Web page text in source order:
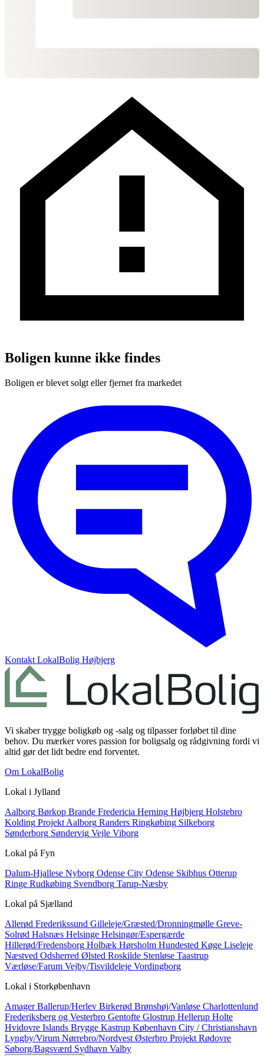
Boligen kunne ikke findes
Boligen er blevet solgt eller fjernet fra markedet
Kontakt LokalBolig Højbjerg
Vi skaber trygge boligkøb og -salg og tilpasser forløbet til dine
behov. Du mærker vores passion for boligsalg og rådgivning fordi vi
altid gør det lidt bedre end forventet.
Om LokalBolig
Lokal i Jylland
Aalborg Børkop Brande Fredericia Herning Højbjerg Holstebro
Kolding Projekt Aalborg Randers Ringkøbing Silkeborg
Sønderborg Søndervig Vejle Viborg
Lokal på Fyn
Dalum-Hjallese Nyborg Odense City Odense Skibhus Otterup
Ringe Rudkøbing Svendborg Tarup-Næsby
Lokal på Sjælland
Allerød Frederikssund Gilleleje/Græsted/Dronningmølle Greve-
Solrød Halsnæs Helsinge Helsingør/Espergærde
Hillerød/Fredensborg Holbæk Hørsholm Hundested Køge Liseleje
Næstved Odsherred Ølsted Roskilde Stenløse Taastrup
Værløse/Farum Vejby/Tisvildeleje Vordingborg
Lokal i Storkøbenhavn
AmagerBallerup/Herlev Birkerød Brønshøj/Vanløse Charlottenlund
Frederiksberg og Vesterbro Gentofte Glostrup Hellerup Holte
Hvidovre Islands Brygge Kastrup København City / Christianshavn
Lyngby/Virum Nørrebro/Nordvest Østerbro Projekt Rødovre
Søborg/Bagsværd Sydhavn Valby